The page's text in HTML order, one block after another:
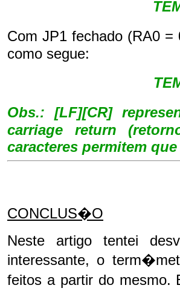
Com JP1 fechado (RA0
como segue:
Obs.: [LF][CR]
carriage return
caracteres permitem
CONCLUS�O
Neste artigo tentei
interessante, o
feitos a partir do mesmo.